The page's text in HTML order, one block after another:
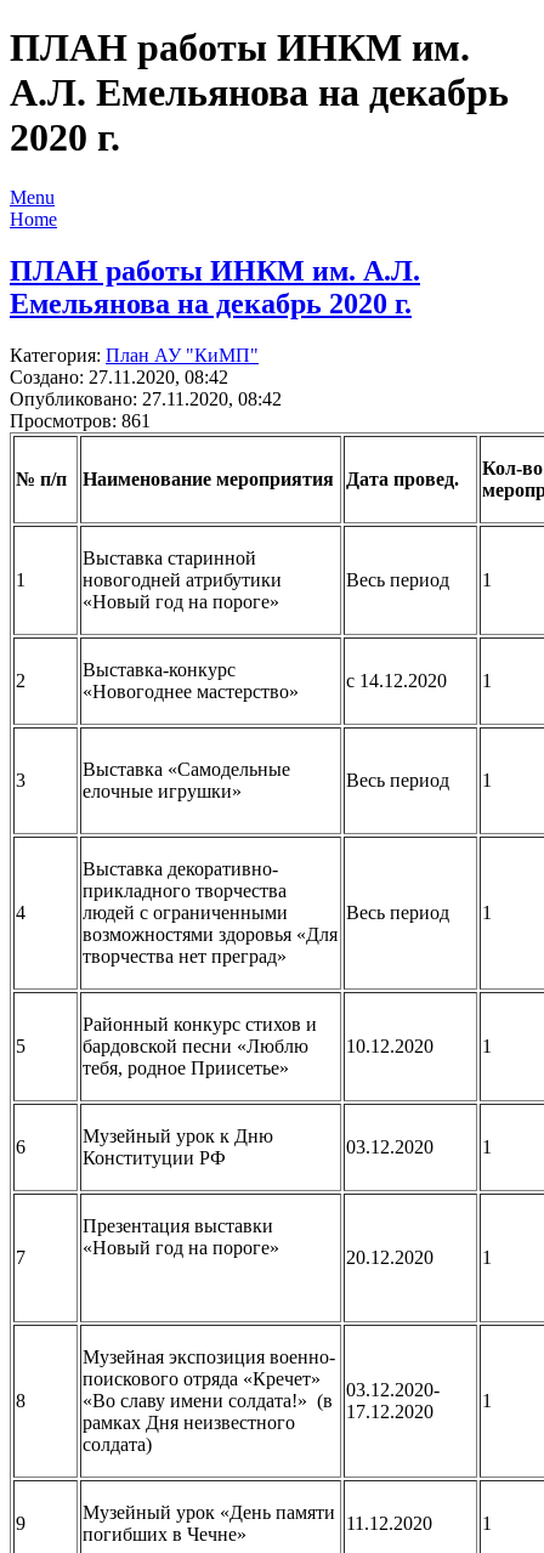
ПЛАН работы ИНКМ им.
А.Л. Емельянова на декабрь
2020 г.
Menu
Home
ПЛАН работы ИНКМ им. А.Л.
Емельянова на декабрь 2020 г.
Категория: План АУ "КиМП"
Создано: 27.11.2020, 08:42
Опубликовано: 27.11.2020, 08:42
Просмотров: 861
№ п/п Наименование мероприятия Дата провед.
Кол-во
1
Выставка старинной
новогодней атрибутики
«Новый год на пороге»
Весь период 1
2
Выставка-конкурс
«Новогоднее мастерство»
с 14.12.2020 1
3
Выставка «Самодельные
елочные игрушки»
Весь период 1
4
Выставка декоративно-
прикладного творчества
людей с ограниченными
возможностями здоровья «Для
творчества нет преград»
Весь период 1
5
Районный конкурс стихов и
бардовской песни «Люблю
тебя, родное Приисетье»
10.12.2020 1
6
Музейный урок к Дню
Конституции РФ
03.12.2020 1
7
Презентация выставки
«Новый год на пороге»
20.12.2020 1
8
Музейная экспозиция военно-
поискового отряда «Кречет»
«Во славу имени солдата!» (в
рамках Дня неизвестного
солдата)
03.12.2020-
17.12.2020
1
9
Музейный урок «День памяти
погибших в Чечне»
11.12.2020 1